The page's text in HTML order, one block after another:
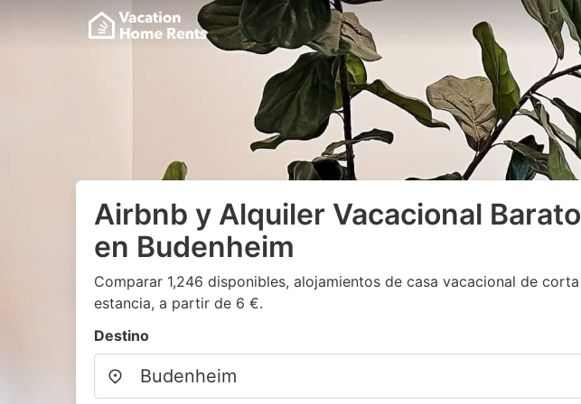
Airbnb y Alquiler Vacacional Barato
en Budenheim
Comparar 1,246 disponibles, alojamientos de casa vacacional de corta
estancia, a partir de 6 €.
Destino